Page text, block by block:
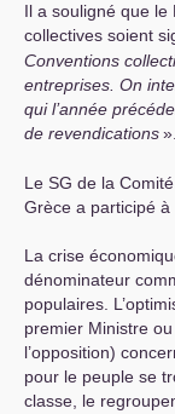
Il a souligné que le
collectives soient
Conventions
entreprises. On
qui l’année
de revendications».
Le SG de la
Grèce a participé
La crise
dénominateur
populaires.
premier Ministre
l’opposition)
pour le peuple se
classe, le